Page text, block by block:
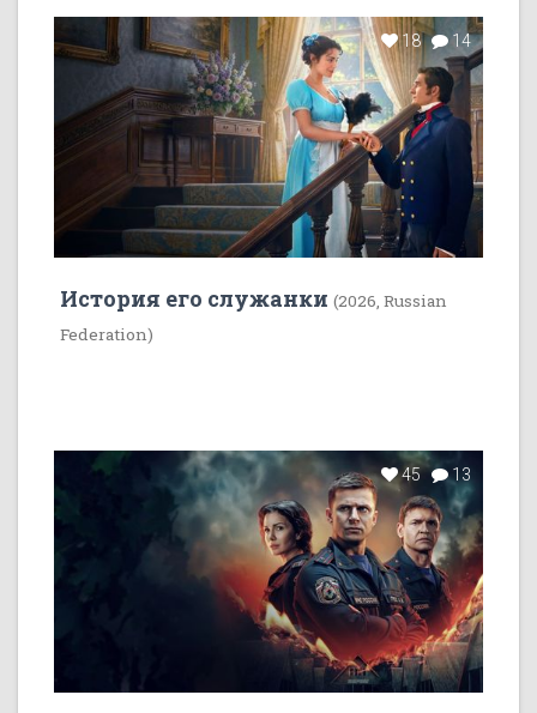
18 14
История его служанки (2026, Russian
Federation)
45 13